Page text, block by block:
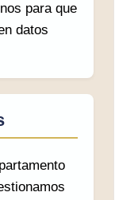
para que
datos